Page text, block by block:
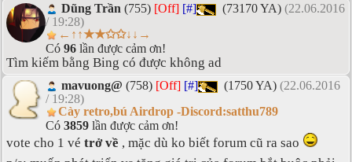
Dũng Trần (755) [Off] [#] (73170 YA) (22.06.2016
/ 19:28)
←↑↑★★✩✩↓↓→
Có 96 lần được cảm ơn!
Tìm kiếm bằng Bing có được không ad
mavuong@ (758) [Off] [#] (1750 YA) (22.06.2016
/ 19:28)
Cày retro,bú Airdrop -Discord:satthu789
Có 3859 lần được cảm ơn!
vote cho 1 vé trở về , mặc dù ko biết forum cũ ra sao